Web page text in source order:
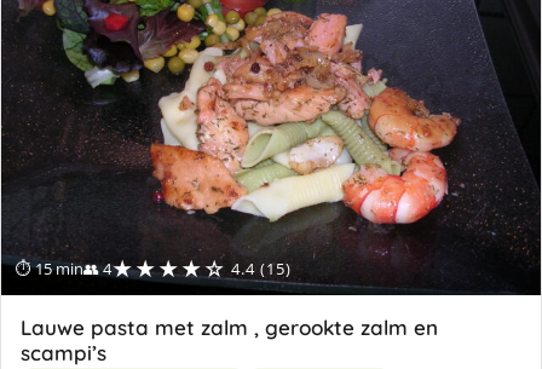
⏱ 15 min👥 4★★★★☆ 4.4 (15)
Lauwe pasta met zalm , gerookte zalm en
scampi’s